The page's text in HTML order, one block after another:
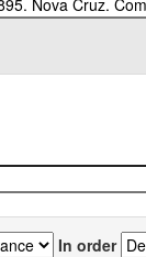
In order